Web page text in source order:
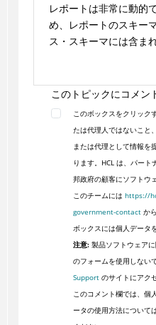
レポートは非常に動的
め、レポートのスキー
ス・スキーマには含ま
このトピックにコメン
このボックスをクリック
たは代理人ではないこと
または代理として情報を
ります。HCL は、パー
邦政府の顧客にソフトウ
このチームには https://
government-contactか
ボックスには個人データ
注意:製品ソフトウェア
のフォームを使用しない
Supportのサイトにアク
このコメント欄では、個
ータの使用方法については